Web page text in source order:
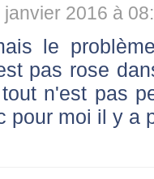
janvier 2016 à
le
pas rose
n'est pas
pour moi il y a